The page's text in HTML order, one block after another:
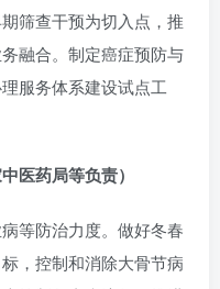
筛查干预为切入点，推
融合。制定癌症预防与
服务体系建设试点工
医药局等负责）
等防治力度。做好冬春
，控制和消除大骨节病